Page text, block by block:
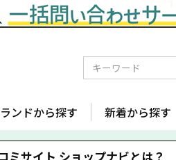
ンドから探す 新着から探す
ミサイト ショップナビとは？